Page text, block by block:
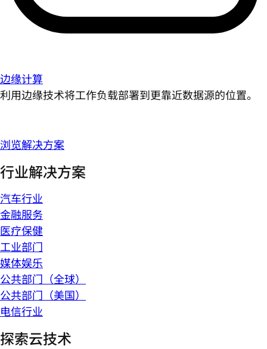
边缘计算
利用边缘技术将工作负载部署到更靠近数据源的位置。
浏览解决方案
行业解决方案
汽车行业
金融服务
医疗保健
工业部门
媒体娱乐
公共部门（全球）
公共部门（美国）
电信行业
探索云技术